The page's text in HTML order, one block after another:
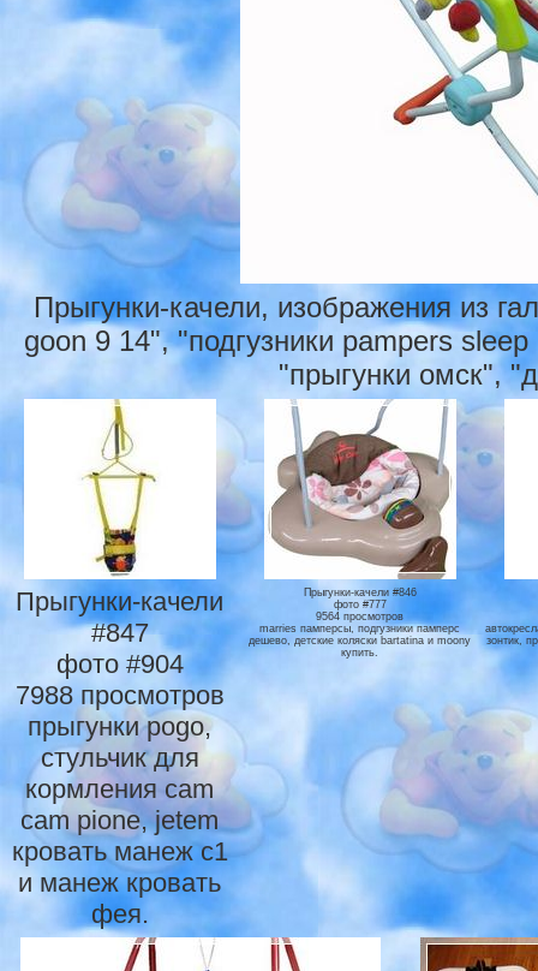
Прыгунки-качели, изображения из
goon 9 14", "подгузники pampers
"прыгунки омск",
Прыгунки-качели
#847
фото #904
7988 просмотров
прыгунки pogo,
стульчик для
кopмлeния cam
cam pione, jetem
кровать манеж с1
и манеж кровать
фея.
Прыгунки-качели #846
фото #777
9564 просмотров
marries памперсы, подгузники памперс
дешево, детские коляски bartatina и moony
купить.
зонтик,